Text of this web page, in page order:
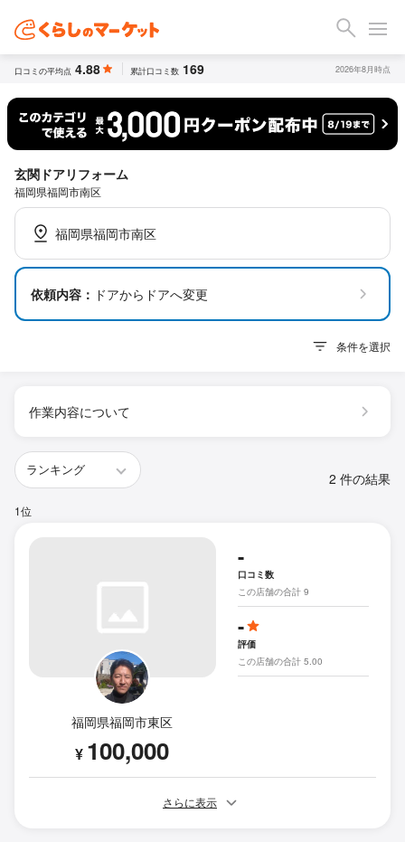
口コミの平均点 4.88 累計口コミ数 169 2026年8月時点
玄関ドアリフォーム
福岡県福岡市南区
福岡県福岡市南区
依頼内容： ドアからドアへ変更
条件を選択
作業内容について
2 件の結果
1位
福岡県福岡市東区
¥ 100,000
-
口コミ数
この店舗の合計 9
-
評価
この店舗の合計 5.00
さらに表示